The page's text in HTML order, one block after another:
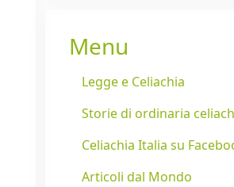
Menu
Legge e Celiachia
Storie di ordinaria
Celiachia Italia su
Articoli dal Mondo